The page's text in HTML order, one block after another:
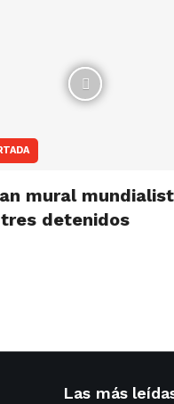
mural
detenidos
Las más